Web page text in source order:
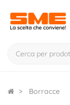
Borracce